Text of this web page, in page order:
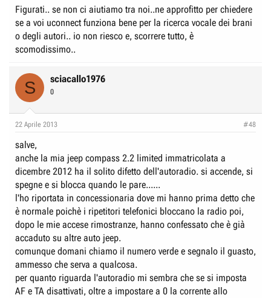
n
e
Figurati.. se non ci aiutiamo tra noi..ne approfitto per chiedere
se a voi uconnect funziona bene per la ricerca vocale dei brani
o degli autori.. io non riesco e, scorrere tutto, è
scomodissimo..
S sciacallo1976
0
22 Aprile 2013 #48
salve,
anche la mia jeep compass 2.2 limited immatricolata a
dicembre 2012 ha il solito difetto dell'autoradio. si accende, si
spegne e si blocca quando le pare......
l'ho riportata in concessionaria dove mi hanno prima detto che
è normale poichè i ripetitori telefonici bloccano la radio poi,
dopo le mie accese rimostranze, hanno confessato che è già
accaduto su altre auto jeep.
comunque domani chiamo il numero verde e segnalo il guasto,
ammesso che serva a qualcosa.
per quanto riguarda l'autoradio mi sembra che se si imposta
AF e TA disattivati, oltre a impostare a 0 la corrente allo